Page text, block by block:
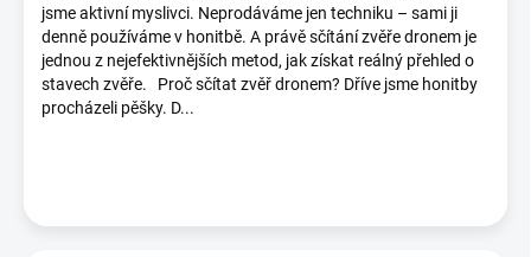
jsme aktivní myslivci. Neprodáváme jen techniku – sami ji
denně používáme v honitbě. A právě sčítání zvěře dronem je
jednou z nejefektivnějších metod, jak získat reálný přehled o
stavech zvěře. Proč sčítat zvěř dronem? Dříve jsme honitby
procházeli pěšky. D...